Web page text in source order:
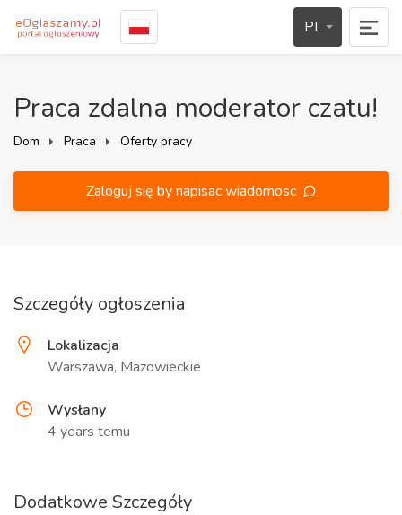
PL
Praca zdalna moderator czatu!
Dom Praca Oferty pracy
Zaloguj się by napisac wiadomosc
Szczegóły ogłoszenia
Lokalizacja
Warszawa, Mazowieckie
Wysłany
4 years temu
Dodatkowe Szczegóły